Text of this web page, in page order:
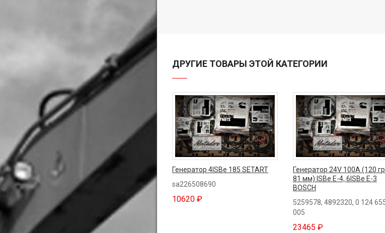
ДРУГИЕ ТОВАРЫ ЭТОЙ КАТЕГОРИИ
Генератор 4ISBe 185 SETART
sa226508690
10620 ₽
Генератор 24V 100А (120
81 мм) ISBe Е-4, 6ISBe Е-3
BOSCH
5259578, 4892320, 0 124
005
23465 ₽